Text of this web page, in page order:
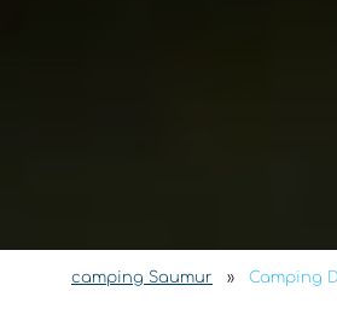
buurt van Doué la